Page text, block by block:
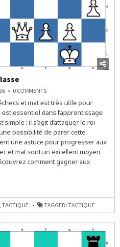
0 COMMENTSON
AUX
AVEC
CLASSE
et mat est très utile pour
essentiel dans l’apprentissage
: il s’agit d’attaquer le roi
possibilité de parer cette
une astuce pour progresser aux
et mat sont un excellent moyen
comment gagner aux
,TACTIQUE TAGGED:TACTIQUE